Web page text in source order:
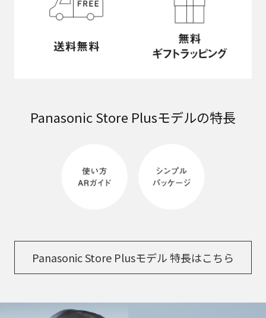
Panasonic Store Plusモデルの特長
Panasonic Store Plusモデル 特長はこちら